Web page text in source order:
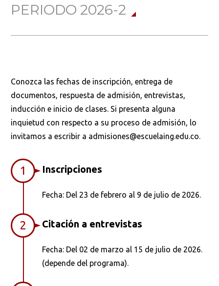
PERIODO 2026-2
Conozca las fechas de inscripción, entrega de
documentos, respuesta de admisión, entrevistas,
inducción e inicio de clases. Si presenta alguna
inquietud con respecto a su proceso de admisión, lo
invitamos a escribir a admisiones@escuelaing.edu.co.
1 Inscripciones
Fecha: Del 23 de febrero al 9 de julio de 2026.
2 Citación a entrevistas
Fecha: Del 02 de marzo al 15 de julio de 2026.
(depende del programa).